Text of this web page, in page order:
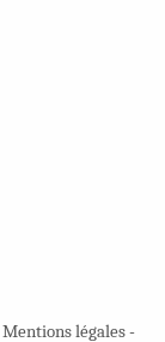
Mentions légales-